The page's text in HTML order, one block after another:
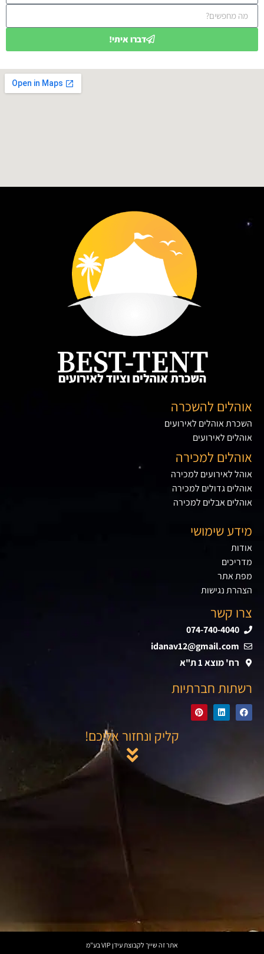
דברו איתי!
אוהלים להשכרה
השכרת אוהלים לאירועים
אוהלים לאירועים
אוהלים למכירה
אוהל לאירועים למכירה
אוהלים גדולים למכירה
אוהלים אבלים למכירה
מידע שימושי
אודות
מדריכים
מפת אתר
הצהרת נגישות
צרו קשר
074-740-4040
idanav12@gmail.com
רח' מוצא 1 ת"א
רשתות חברתיות
קליק ונחזור אליכם!
אתר זה שייך לקבוצת עידן VIP בע"מ